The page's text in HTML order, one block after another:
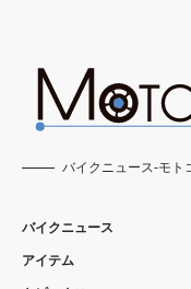
バイクニュース-モト
バイクニュース
アイテム